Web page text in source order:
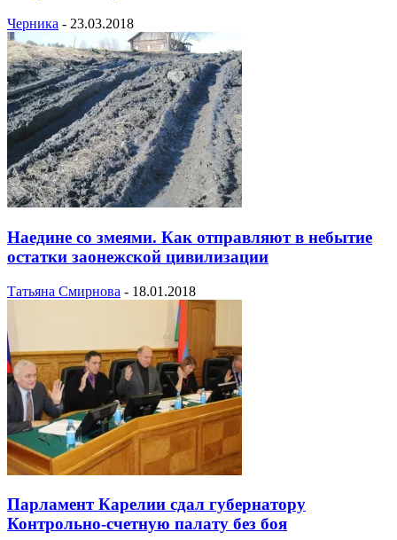
Черника - 23.03.2018
Наедине со змеями. Как отправляют в небытие
остатки заонежской цивилизации
Татьяна Смирнова - 18.01.2018
Парламент Карелии сдал губернатору
Контрольно-счетную палату без боя